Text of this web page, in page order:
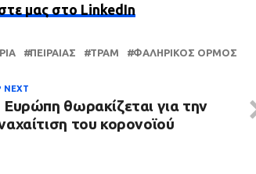
μας στο LinkedIn
ΠΕΙΡΑΙΆΣ ΤΡΑΜ ΦΑΛΗΡΙΚΌΣ ΌΡΜΟΣ
NEXT
Ευρώπη θωρακίζεται για την
του κορονοϊού